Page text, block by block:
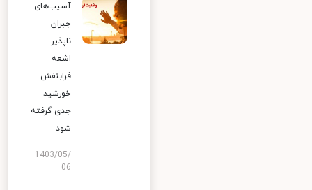
آسیب‌های
جبران
ناپذیر
اشعه
فرابنفش
خورشید
جدی گرفته
شود
1403/05/
06